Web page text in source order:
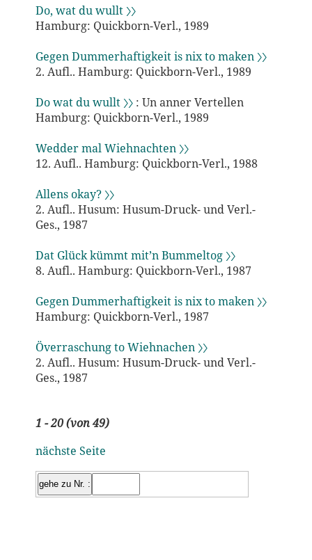
Do, wat du wullt 〉〉
Hamburg: Quickborn-Verl., 1989
Gegen Dummerhaftigkeit is nix to maken 〉〉
2. Aufl.. Hamburg: Quickborn-Verl., 1989
Do wat du wullt 〉〉: Un anner Vertellen
Hamburg: Quickborn-Verl., 1989
Wedder mal Wiehnachten 〉〉
12. Aufl.. Hamburg: Quickborn-Verl., 1988
Allens okay? 〉〉
2. Aufl.. Husum: Husum-Druck- und Verl.-
Ges., 1987
Dat Glück kümmt mit’n Bummeltog 〉〉
8. Aufl.. Hamburg: Quickborn-Verl., 1987
Gegen Dummerhaftigkeit is nix to maken 〉〉
Hamburg: Quickborn-Verl., 1987
Överraschung to Wiehnachen 〉〉
2. Aufl.. Husum: Husum-Druck- und Verl.-
Ges., 1987
1 - 20 (von 49)
nächste Seite